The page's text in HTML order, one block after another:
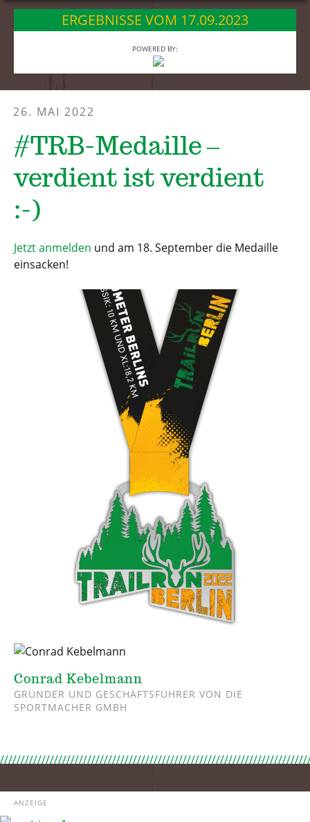
springen
ERGEBNISSE VOM 17.09.2023
POWERED BY:
26. MAI 2022
#TRB-Medaille –
verdient ist verdient
:-)
Jetzt anmelden und am 18. September die Medaille
einsacken!
Conrad Kebelmann
GRÜNDER UND GESCHÄFTSFÜHRER VON DIE
SPORTMACHER GMBH
ANZEIGE